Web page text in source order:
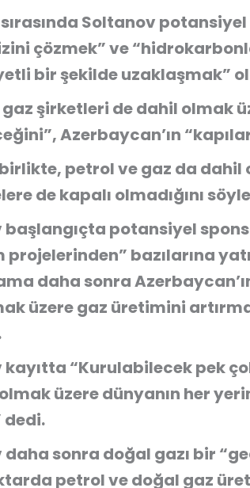
Soltanov
çözmek” ve
bir şekilde uzaklaşmak”
gaz şirketleri de dahil olmak
Azerbaycan’ın
petrol ve gaz da
de kapalı olmadığını
potansiyel
projelerinden” bazılarına
daha sonra
üzere gaz üretimini
kayıtta “Kurulabilecek pek
üzere dünyanın her
dedi.
sonra doğal gazı bir
petrol ve doğal gaz